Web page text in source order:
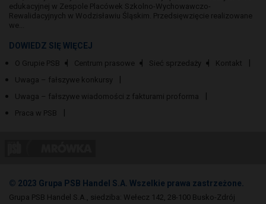
edukacyjnej w Zespole Placówek Szkolno-Wychowawczo-
Rewalidacyjnych w Wodzisławiu Śląskim. Przedsięwzięcie realizowane
we...
DOWIEDZ SIĘ WIĘCEJ
O Grupie PSB Centrum prasowe Sieć sprzedaży
Kontakt
Uwaga – fałszywe konkursy
Uwaga – fałszywe wiadomości z fakturami proforma
Praca w PSB
© 2023 Grupa PSB Handel S.A. Wszelkie prawa zastrzeżone.
Grupa PSB Handel S.A., siedziba: Wełecz 142, 28-100 Busko-Zdrój